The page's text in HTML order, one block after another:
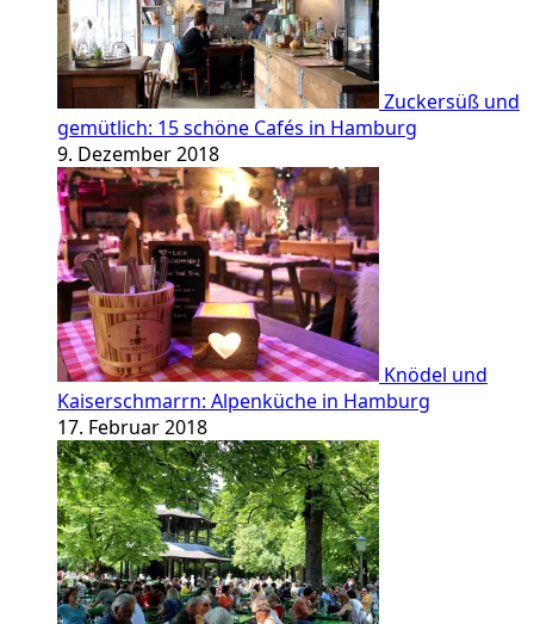
Zuckersüß und
gemütlich: 15 schöne Cafés in Hamburg
9. Dezember 2018
Knödel und
Kaiserschmarrn: Alpenküche in Hamburg
17. Februar 2018